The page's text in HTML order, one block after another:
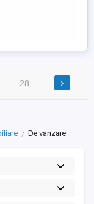
28 ›
De vanzare